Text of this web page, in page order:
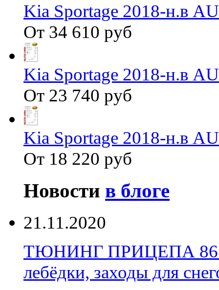
Kia Sportage 2018-н.в
От 34 610 руб
Kia Sportage 2018-н.в
От 23 740 руб
Kia Sportage 2018-н.в
От 18 220 руб
Новости в блоге
21.11.2020
ТЮНИНГ ПРИЦЕПА 86
лебёдки, заходы для